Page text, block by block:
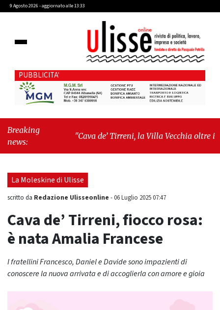
9 Agosto 2026 - aggiornato alle 13:33
PUBBLICITA'
Breaking
news:
"Cava de’ Tirreni, la Villa Vecchia oltre i
seduta consiliare: “Serve chiarezza!”"
La Moleskine di Ulisse
scritto da Redazione Ulisseonline -06 Luglio 2025 07:47
Cava de’ Tirreni, fiocco rosa:
è nata Amalia Francese
I fratellini Francesco, Daniel e Davide sono impazienti di
conoscere la nuova arrivata e di accoglierla con amore e gioia